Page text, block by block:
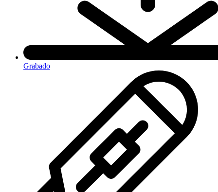
Grabado